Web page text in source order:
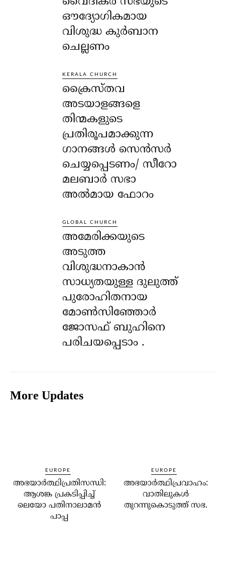
ഔദ്യോഗികമായ
വിശുദ്ധ കുർബാന
ചെല്ലണം
KERALA CHURCH
ക്രൈസ്തവ
അടയാളങ്ങളെ
തിന്മകളുടെ
പ്രതിരൂപമാക്കുന്ന
ഗാനങ്ങൾ സെൻസർ
ചെയ്യപ്പെടണം/ സീറോ
മലബാർ സഭാ
അൽമായ ഫോറം
GLOBAL CHURCH
അമേരിക്കയുടെ
അടുത്ത
വിശുദ്ധനാകാൻ
സാധ്യതയുള്ള ദുലുത്ത്
പുരോഹിതനായ
മോൺസിഞ്ഞോർ
ജോസഫ് ബുഹിനെ
പരിചയപ്പെടാം .
More Updates
EUROPE
അഭയാര്‍ത്ഥിപ്രതിസന്ധി:
ആശങ്ക പ്രകടിപ്പിച്ച്
ലെയോ പതിനാലാമന്‍
പാപ്പ
EUROPE
അഭയാര്‍ത്ഥിപ്രവാഹം:
വാതിലുകള്‍
തുറന്നുകൊടുത്ത് സഭ.